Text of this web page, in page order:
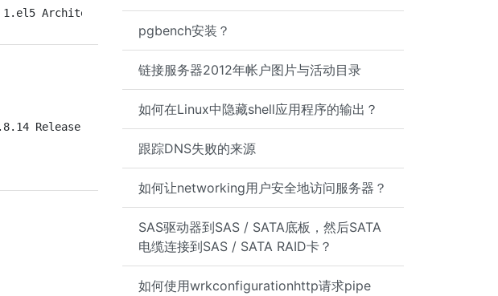
pgbench安装？
链接服务器2012年帐户图片与活动目录
如何在Linux中隐藏shell应用程序的输出？
跟踪DNS失败的来源
如何让networking用户安全地访问服务器？
SAS驱动器到SAS / SATA底板，然后SATA
电缆连接到SAS / SATA RAID卡？
如何使用wrkconfigurationhttp请求pipe
Architecture: i386 Size : 8495964 Packager : Fedora Project Group
Release : 1.fc11 Size : 2.3 M Repo : installed From repo : updates